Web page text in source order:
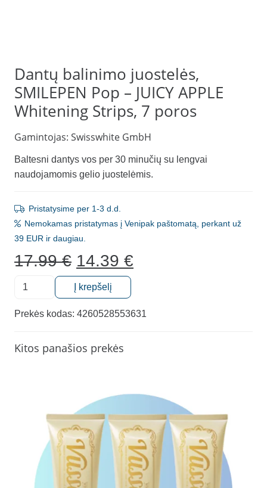
Dantų balinimo juostelės,
SMILEPEN Pop – JUICY APPLE
Whitening Strips, 7 poros
Gamintojas: Swisswhite GmbH
Baltesni dantys vos per 30 minučių su lengvai
naudojamomis gelio juostelėmis.
Pristatysime per 1-3 d.d.
Nemokamas pristatymas į Venipak paštomatą, perkant už
39 EUR ir daugiau.
17.99€ Original
price
was:
17.99 €.
14.39 €
price
produkto
Dantų
juostelės,
SMILEPEN
Whitening
poros
Į krepšelį
Prekės kodas: 4260528553631
Kitos panašios prekės